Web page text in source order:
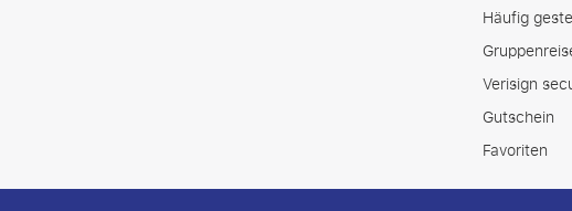
Häufig
Verisign
Gutschein
Favoriten